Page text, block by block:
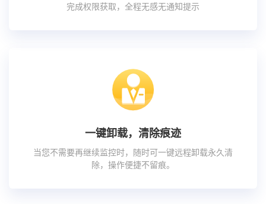
完成权限获取，全程无感无通知提示
一键卸载，清除痕迹
当您不需要再继续监控时，随时可一键远程卸载永久清
除，操作便捷不留痕。